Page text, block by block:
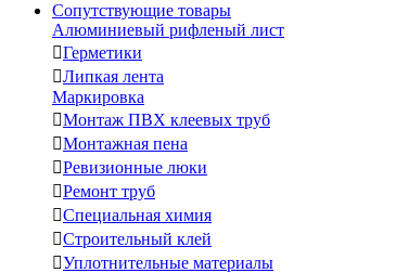
Сопутствующие товары
Алюминиевый рифленый лист
Герметики
Липкая лента
Маркировка
Монтаж ПВХ клеевых труб
Монтажная пена
Ревизионные люки
Ремонт труб
Специальная химия
Строительный клей
Уплотнительные материалы